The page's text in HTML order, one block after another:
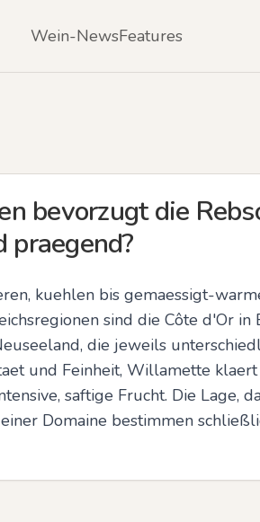
Wein-NewsFeatures
bevorzugt die
praegend?
kuehlen bis gemaessigt-
sind die Côte d'Or
die jeweils
und Feinheit, Willamette
saftige Frucht. Die Lage,
Domaine bestimmen